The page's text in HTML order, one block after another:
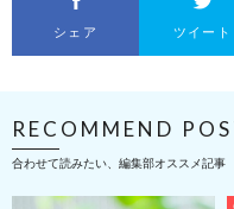
シェア ツイート
RECOMMEND
合わせて読みたい、編集部オススメ記事